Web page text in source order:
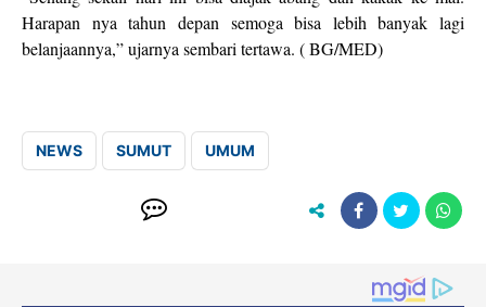
Harapan nya tahun depan semoga bisa lebih banyak lagi
belanjaannya,” ujarnya sembari tertawa. ( BG/MED)
NEWS SUMUT UMUM